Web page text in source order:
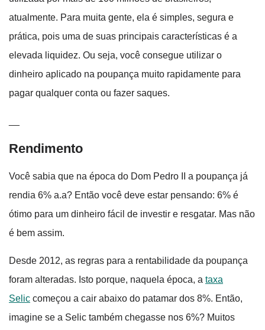
atualmente. Para muita gente, ela é simples, segura e
prática, pois uma de suas principais características é a
elevada liquidez. Ou seja, você consegue utilizar o
dinheiro aplicado na poupança muito rapidamente para
pagar qualquer conta ou fazer saques.
Rendimento
Você sabia que na época do Dom Pedro II a poupança já
rendia 6% a.a? Então você deve estar pensando: 6% é
ótimo para um dinheiro fácil de investir e resgatar. Mas não
é bem assim.
Desde 2012, as regras para a rentabilidade da poupança
foram alteradas. Isto porque, naquela época, a taxa
Selic começou a cair abaixo do patamar dos 8%. Então,
imagine se a Selic também chegasse nos 6%? Muitos